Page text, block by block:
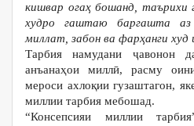
кишвар огаҳ бошанд таърихи
худро
гаштаю баргашта аз
миллат забон ва фарҳанги худ
Тарбия намудани ҷавонон
анъанаҳои миллӣ, расму
мероси ахлоқии гузаштагон,
миллии тарбия мебошад.
“Консепсияи миллии